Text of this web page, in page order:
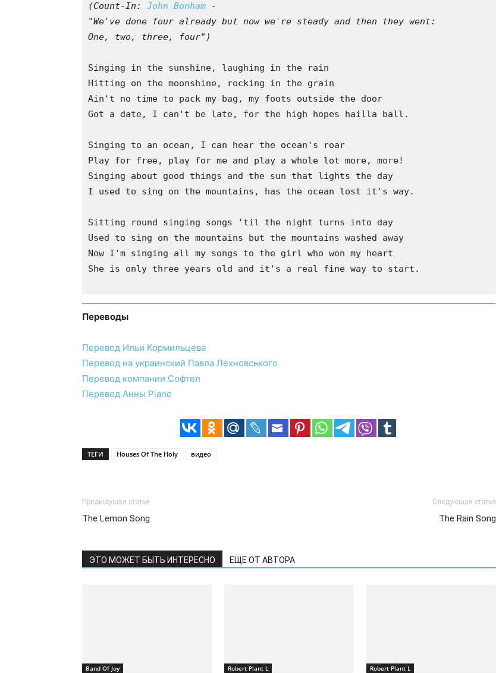
(Count-In: John Bonham -
"We've done four already but now we're steady and then they went:
One, two, three, four")
Singing in the sunshine, laughing in the rain
Hitting on the moonshine, rocking in the grain
Ain't no time to pack my bag, my foots outside the door
Got a date, I can't be late, for the high hopes hailla ball.
Singing to an ocean, I can hear the ocean's roar
Play for free, play for me and play a whole lot more, more!
Singing about good things and the sun that lights the day
I used to sing on the mountains, has the ocean lost it's way.
Sitting round singing songs 'til the night turns into day
Used to sing on the mountains but the mountains washed away
Now I'm singing all my songs to the girl who won my heart
She is only three years old and it's a real fine way to start.
Переводы
Перевод Ильи Кормильцева
Перевод на украинский Павла Лехновського
Перевод компании Софтел
Перевод Анны Piano
ТЕГИ Houses Of The Holy видео
Предыдущая статья
The Lemon Song
Следующая статья
The Rain Song
ЭТО МОЖЕТ БЫТЬ ИНТЕРЕСНО ЕЩЕ ОТ АВТОРА
Band Of Joy Robert Plant L Robert Plant L